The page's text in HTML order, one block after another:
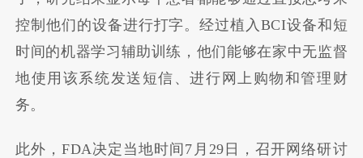
控制他们的设备进行打字。经过植入BCI设备和短
时间的机器学习辅助训练，他们能够在家中无监督
地使用该系统发送短信、进行网上购物和管理财
务。
此外，FDA决定当地时间7月29日，召开网络研讨